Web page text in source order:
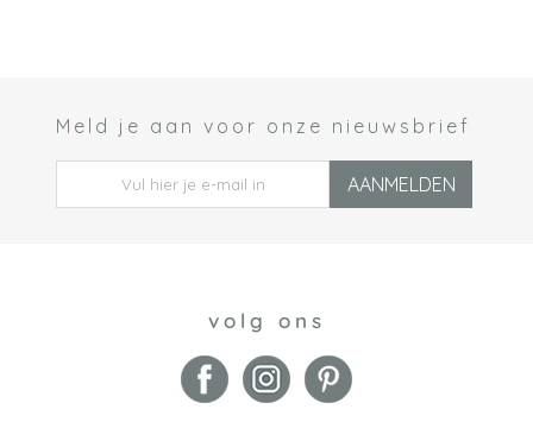
Meld je aan voor onze nieuwsbrief
AANMELDEN
volg ons